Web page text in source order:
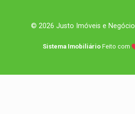
© 2026 Justo Imóveis e
Sistema Imobiliário Feito com